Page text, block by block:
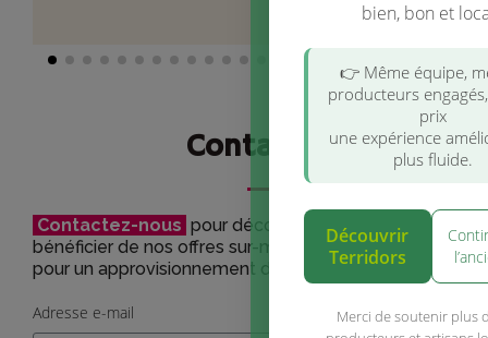
Contactez-nous
Contactez-nous pour découvrir notre catalogue
bénéficier de nos offres sur-mesure. Nous vous
pour un approvisionnement de qualité en toute
Adresse e-mail
bien, bon et
👉 Même équipe,
producteurs
prix
une expérience
plus fluide.
Découvrir
Terridors
Merci de soutenir plus